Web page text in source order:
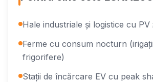
Hale industriale și logistice cu PV
Ferme cu consum nocturn
frigorifere)
Stații de încărcare EV cu peak